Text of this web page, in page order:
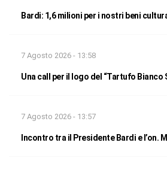
Bardi: 1,6 milioni per i nostri beni
7 Agosto 2026 - 13:58
Una call per il logo del “Tartufo Bianco
7 Agosto 2026 - 13:57
Incontro tra il Presidente Bardi e l’on.